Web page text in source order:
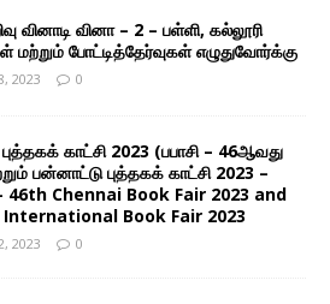
வினாடி வினா – 2 – பள்ளி, கல்லூரி
போட்டித்தேர்வுகள் எழுதுவோர்க்கு
2023 0
காட்சி 2023 (பபாசி – 46ஆவது
பன்னாட்டு புத்தகக் காட்சி 2023 –
46th Chennai Book Fair 2023 and
International Book Fair 2023
2023 0